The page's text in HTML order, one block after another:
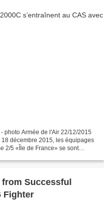
photo Armée de l'Air 22/12/2015
décembre 2015, les équipages
2/5 «Île de France» se sont
from Successful
Fighter